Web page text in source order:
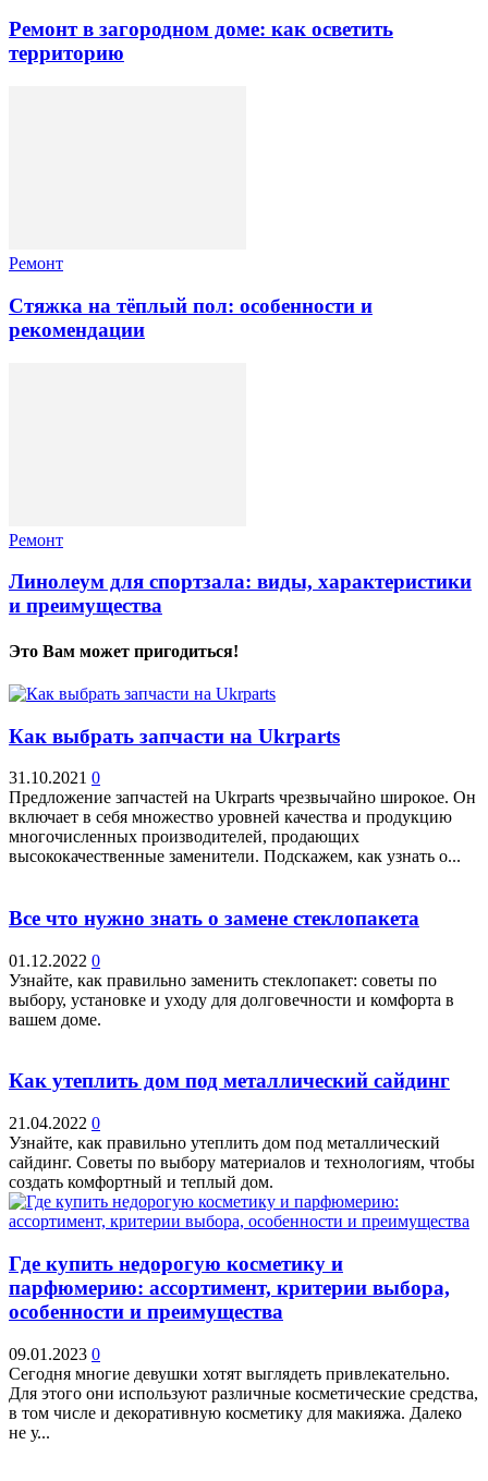
Ремонт в загородном доме: как осветить
территорию
Ремонт
Стяжка на тёплый пол: особенности и
рекомендации
Ремонт
Линолеум для спортзала: виды, характеристики
и преимущества
Это Вам может пригодиться!
Как выбрать запчасти на Ukrparts
31.10.2021 0
Предложение запчастей на Ukrparts чрезвычайно широкое. Он
включает в себя множество уровней качества и продукцию
многочисленных производителей, продающих
высококачественные заменители. Подскажем, как узнать о...
Все что нужно знать о замене стеклопакета
01.12.2022 0
Узнайте, как правильно заменить стеклопакет: советы по
выбору, установке и уходу для долговечности и комфорта в
вашем доме.
Как утеплить дом под металлический сайдинг
21.04.2022 0
Узнайте, как правильно утеплить дом под металлический
сайдинг. Советы по выбору материалов и технологиям, чтобы
создать комфортный и теплый дом.
Где купить недорогую косметику и
парфюмерию: ассортимент, критерии выбора,
особенности и преимущества
09.01.2023 0
Сегодня многие девушки хотят выглядеть привлекательно.
Для этого они используют различные косметические средства,
в том числе и декоративную косметику для макияжа. Далеко
не у...